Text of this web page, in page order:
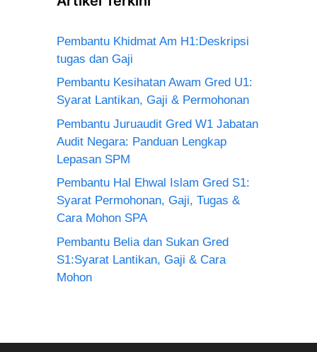
Pembantu Khidmat Am H1:Deskripsi
tugas dan Gaji
Pembantu Kesihatan Awam Gred U1:
Syarat Lantikan, Gaji & Permohonan
Pembantu Juruaudit Gred W1 Jabatan
Audit Negara: Panduan Lengkap
Lepasan SPM
Pembantu Hal Ehwal Islam Gred S1:
Syarat Permohonan, Gaji, Tugas &
Cara Mohon SPA
Pembantu Belia dan Sukan Gred
S1:Syarat Lantikan, Gaji & Cara
Mohon